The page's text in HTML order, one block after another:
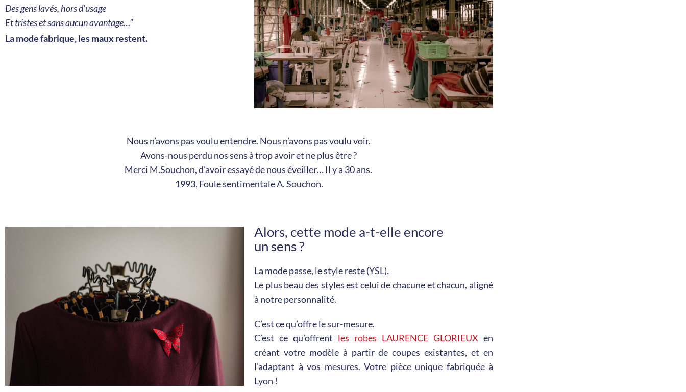
Des gens lavés, hors d’usage
Et tristes et sans aucun avantage…”
La mode fabrique, les maux restent.
Nous n’avons pas voulu entendre. Nous n’avons pas voulu voir.
Avons-nous perdu nos sens à trop avoir et ne plus être ?
Merci M.Souchon, d’avoir essayé de nous éveiller… Il y a 30 ans.
1993, Foule sentimentale A. Souchon.
Alors, cette mode a-t-elle encore
un sens ?
La mode passe, le style reste (YSL).
Le plus beau des styles est celui de chacune et chacun, aligné
à notre personnalité.
C’est ce qu’offre le sur-mesure.
C’est ce qu’offrent les robes LAURENCE GLORIEUX en
créant votre modèle à partir de coupes existantes, et en
l’adaptant à vos mesures. Votre pièce unique fabriquée à
Lyon !